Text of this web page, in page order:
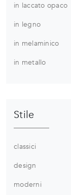
in laccato opaco
in legno
in melaminico
in metallo
Stile
classici
design
moderni